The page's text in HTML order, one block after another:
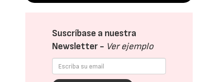
Suscríbase a nuestra
Newsletter - Ver ejemplo